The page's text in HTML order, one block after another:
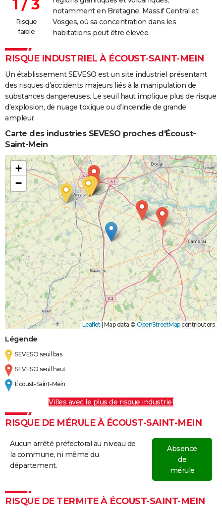
1 / 3
Risque
faible
notamment en Bretagne, Massif Central et
Vosges, où sa concentration dans les
habitations peut être élevée.
RISQUE INDUSTRIEL À ÉCOUST-SAINT-MEIN
Un établissement SEVESO est un site industriel présentant
des risques d'accidents majeurs liés à la manipulation de
substances dangereuses. Le seuil haut implique plus de risque
d'explosion, de nuage toxique ou d'incendie de grande
ampleur.
Carte des industries SEVESO proches d'Écoust-
Saint-Mein
+
−
Leaflet Map data © OpenStreetMapcontributors
Légende
SEVESO seuil bas
SEVESO seuil haut
Écoust-Saint-Mein
Villes avec le plus de risque industriel
RISQUE DE MÉRULE À ÉCOUST-SAINT-MEIN
Aucun arrêté préfectoral au niveau de
la commune, ni même du
département.
Absence
de
mérule
RISQUE DE TERMITE À ÉCOUST-SAINT-MEIN